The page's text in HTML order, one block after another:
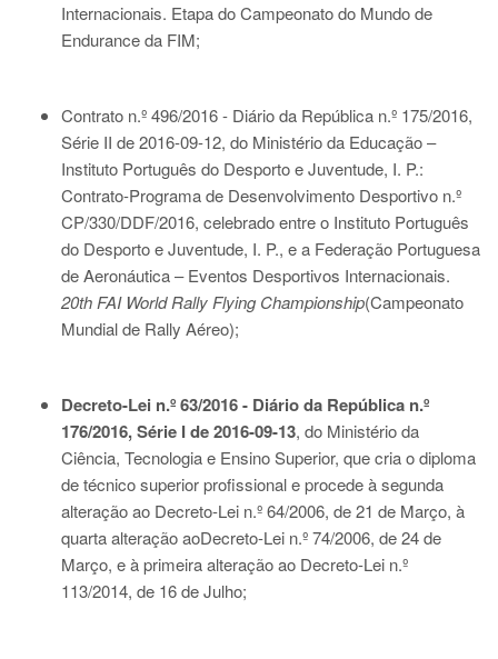
Internacionais. Etapa do Campeonato do Mundo de
Endurance da FIM;
Contrato n.º 496/2016 - Diário da República n.º 175/2016,
Série II de 2016-09-12, do Ministério da Educação –
Instituto Português do Desporto e Juventude, I. P.:
Contrato-Programa de Desenvolvimento Desportivo n.º
CP/330/DDF/2016, celebrado entre o Instituto Português
do Desporto e Juventude, I. P., e a Federação Portuguesa
de Aeronáutica – Eventos Desportivos Internacionais.
20th FAI World Rally Flying Championship(Campeonato
Mundial de Rally Aéreo);
Decreto-Lei n.º 63/2016 - Diário da República n.º
176/2016, Série I de 2016-09-13, do Ministério da
Ciência, Tecnologia e Ensino Superior, que cria o diploma
de técnico superior profissional e procede à segunda
alteração ao Decreto-Lei n.º 64/2006, de 21 de Março, à
quarta alteração aoDecreto-Lei n.º 74/2006, de 24 de
Março, e à primeira alteração ao Decreto-Lei n.º
113/2014, de 16 de Julho;